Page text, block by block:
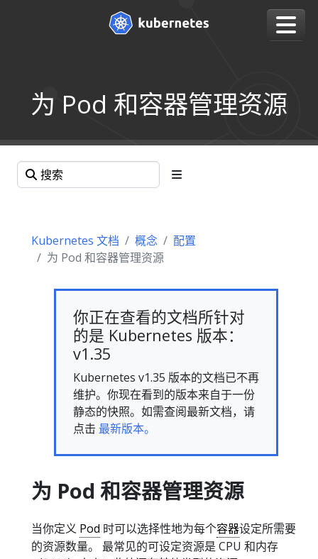
为 Pod 和容器管理资源
Kubernetes 文档 概念
配置
为 Pod 和容器管理资源
你正在查看的文档所针对
的是 Kubernetes 版本：
v1.35
Kubernetes v1.35 版本的文档已不再
维护。你现在看到的版本来自于一份
静态的快照。如需查阅最新文档，请
点击 最新版本。
为 Pod 和容器管理资源
当你定义 Pod 时可以选择性地为每个容器设定所需要
的资源数量。 最常见的可设定资源是 CPU 和内存